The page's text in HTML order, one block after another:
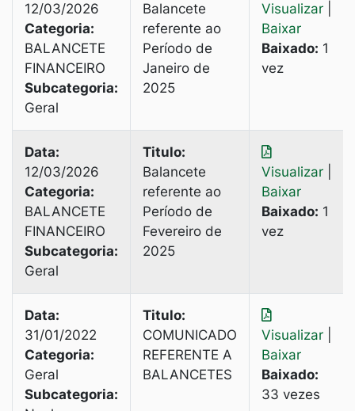
12/03/2026
Categoria:
BALANCETE
FINANCEIRO
Subcategoria:
Geral
Balancete
referente ao
Período de
Janeiro de
2025
Visualizar
Baixar
Baixado: 1
vez
Data:
12/03/2026
Categoria:
BALANCETE
FINANCEIRO
Subcategoria:
Geral
Titulo:
Balancete
referente ao
Período de
Fevereiro de
2025
Visualizar
Baixar
Baixado: 1
vez
Data:
31/01/2022
Categoria:
Geral
Subcategoria:
Titulo:
COMUNICADO
REFERENTE A
BALANCETES
Visualizar
Baixar
Baixado:
33 vezes